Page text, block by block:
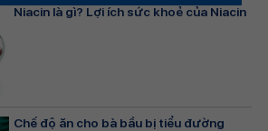
Niacin là gì? Lợi ích sức khoẻ của Niacin
Chế độ ăn cho bà bầu bị tiểu đường